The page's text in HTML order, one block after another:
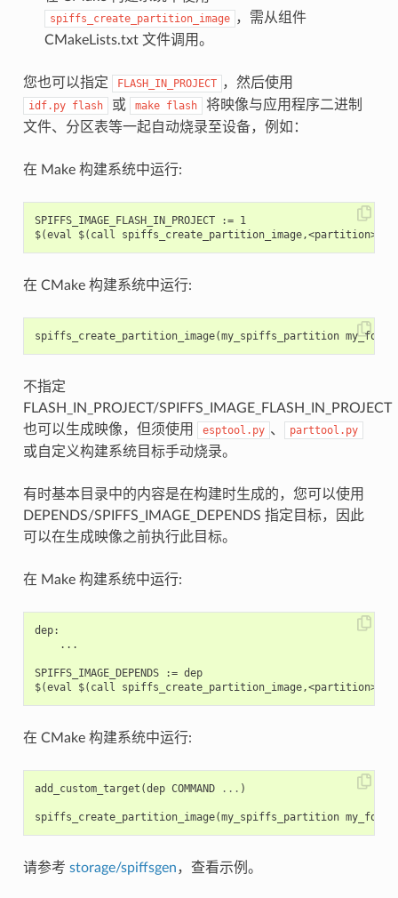
spiffs_create_partition_image ，需从组件
CMakeLists.txt 文件调用。
您也可以指定 FLASH_IN_PROJECT ，然后使用
idf.py flash 或 make flash
将映像与应用程序二进制
文件、分区表等一起自动烧录至设备，例如：
在 Make 构建系统中运行:
SPIFFS_IMAGE_FLASH_IN_PROJECT := 1
在 CMake 构建系统中运行:
spiffs_create_partition_image(my_spiffs_partition
不指定
FLASH_IN_PROJECT/SPIFFS_IMAGE_FLASH_IN_PROJECT
也可以生成映像，但须使用
esptool.py 、 parttool.py
或自定义构建系统目标手动烧录。
有时基本目录中的内容是在构建时生成的，您可以使用
DEPENDS/SPIFFS_IMAGE_DEPENDS 指定目标，因此
可以在生成映像之前执行此目标。
在 Make 构建系统中运行:
dep:
    ...
SPIFFS_IMAGE_DEPENDS := dep
在 CMake 构建系统中运行:
add_custom_target (dep COMMAND ... )
spiffs_create_partition_image(my_spiffs_partition
请参考 storage/spiffsgen，查看示例。